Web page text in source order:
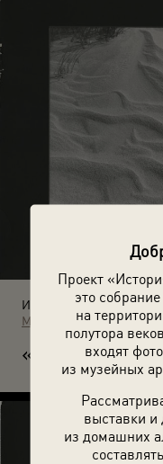
Проект
это
на
полутора
входят
из музейных
выставки и
из домашних
Источники:
МАММ / МДФ
«Д юна-8». 1987 год.